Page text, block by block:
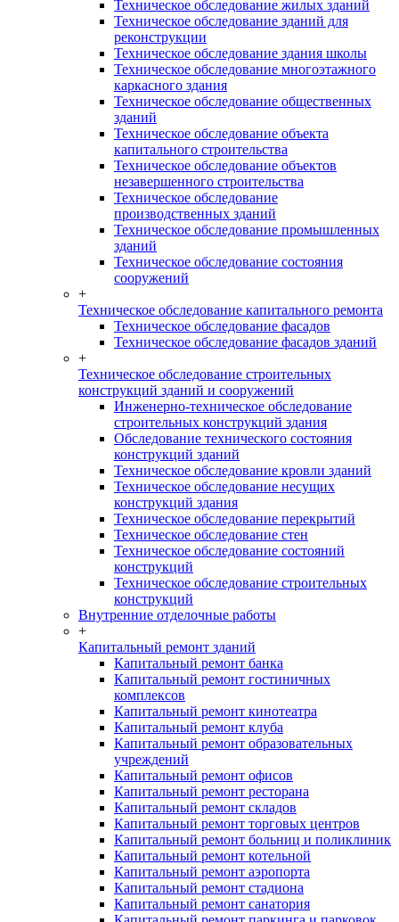
Техническое обследование жилых зданий
Техническое обследование зданий для
реконструкции
Техническое обследование здания школы
Техническое обследование многоэтажного
каркасного здания
Техническое обследование общественных
зданий
Техническое обследование объекта
капитального строительства
Техническое обследование объектов
незавершенного строительства
Техническое обследование
производственных зданий
Техническое обследование промышленных
зданий
Техническое обследование состояния
сооружений
+
Техническое обследование капитального ремонта
Техническое обследование фасадов
Техническое обследование фасадов зданий
+
Техническое обследование строительных
конструкций зданий и сооружений
Инженерно-техническое обследование
строительных конструкций здания
Обследование технического состояния
конструкций зданий
Техническое обследование кровли зданий
Техническое обследование несущих
конструкций здания
Техническое обследование перекрытий
Техническое обследование стен
Техническое обследование состояний
конструкций
Техническое обследование строительных
конструкций
Внутренние отделочные работы
+
Капитальный ремонт зданий
Капитальный ремонт банка
Капитальный ремонт гостиничных
комплексов
Капитальный ремонт кинотеатра
Капитальный ремонт клуба
Капитальный ремонт образовательных
учреждений
Капитальный ремонт офисов
Капитальный ремонт ресторана
Капитальный ремонт складов
Капитальный ремонт торговых центров
Капитальный ремонт больниц и поликлиник
Капитальный ремонт котельной
Капитальный ремонт аэропорта
Капитальный ремонт стадиона
Капитальный ремонт санатория